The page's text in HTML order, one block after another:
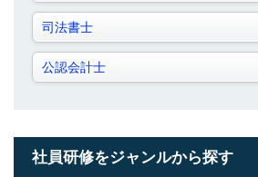
司法書士
公認会計士
社員研修をジャンルから探す